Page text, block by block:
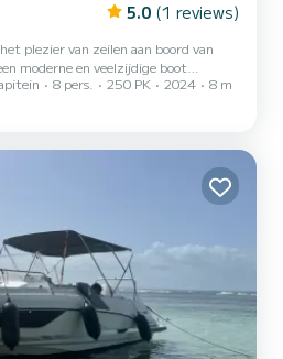
5.0 (1 reviews)
plezier van zeilen aan boord van
moderne en veelzijdige boot
en optimaal comfort op zee
en robuuste constructie is de
8 pers. 250 PK 2024 8 m